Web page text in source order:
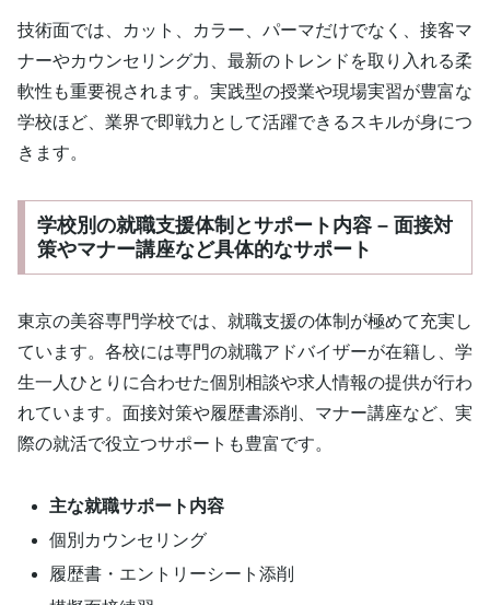
技術面では、カット、カラー、パーマだけでなく、接客マ
ナーやカウンセリング力、最新のトレンドを取り入れる柔
軟性も重要視されます。実践型の授業や現場実習が豊富な
学校ほど、業界で即戦力として活躍できるスキルが身につ
きます。
学校別の就職支援体制とサポート内容 – 面接対
策やマナー講座など具体的なサポート
東京の美容専門学校では、就職支援の体制が極めて充実し
ています。各校には専門の就職アドバイザーが在籍し、学
生一人ひとりに合わせた個別相談や求人情報の提供が行わ
れています。面接対策や履歴書添削、マナー講座など、実
際の就活で役立つサポートも豊富です。
主な就職サポート内容
個別カウンセリング
履歴書・エントリーシート添削